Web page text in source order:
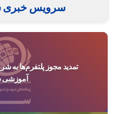
سرویس خبری
تمدید مجوز پلتفرم‌ها
آموزشی